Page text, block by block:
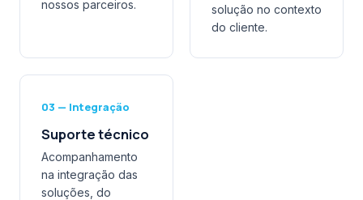
nossos parceiros.
solução no contexto
do cliente.
03 — Integração
Suporte técnico
Acompanhamento
na integração das
soluções, do